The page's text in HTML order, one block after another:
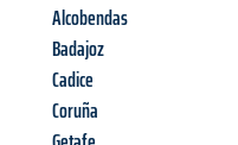
Alcobendas
Badajoz
Cadice
Coruña